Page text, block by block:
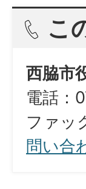
こ
西脇市
電話：
ファッ
問い合